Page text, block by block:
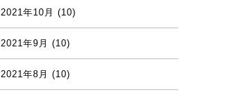
2021年10月 (10)
2021年9月 (10)
2021年8月 (10)